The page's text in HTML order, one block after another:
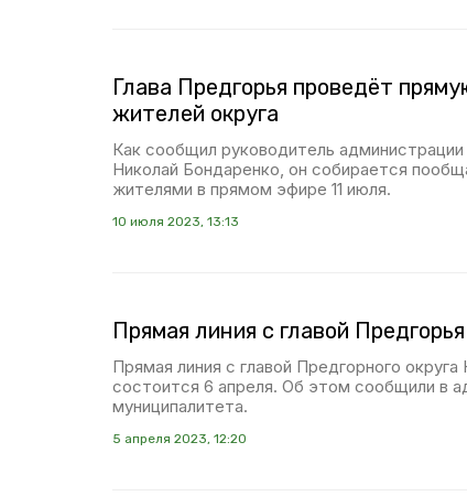
Глава Предгорья проведёт
жителей округа
Как сообщил руководитель администрации
Николай Бондаренко, он собирается
жителями в прямом эфире 11 июля.
10 июля 2023, 13:13
Прямая линия с главой
Прямая линия с главой Предгорного
состоится 6 апреля. Об этом сообщили в
муниципалитета.
5 апреля 2023, 12:20